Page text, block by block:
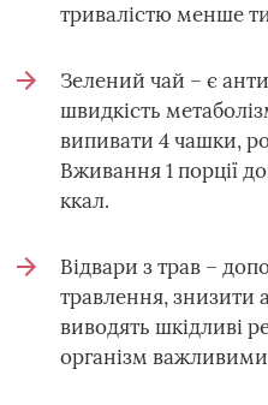
тривалістю менше
Зелений чай – є
швидкість
випивати 4 чашки,
Вживання 1 порції
ккал.
Відвари з трав –
травлення, знизити
виводять шкідливі
організм